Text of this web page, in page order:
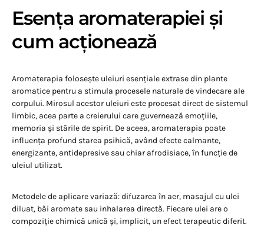
Esența aromaterapiei și
cum acționează
Aromaterapia folosește uleiuri esențiale extrase din plante
aromatice pentru a stimula procesele naturale de vindecare ale
corpului. Mirosul acestor uleiuri este procesat direct de sistemul
limbic, acea parte a creierului care guvernează emoțiile,
memoria și stările de spirit. De aceea, aromaterapia poate
influența profund starea psihică, având efecte calmante,
energizante, antidepresive sau chiar afrodisiace, în funcție de
uleiul utilizat.
Metodele de aplicare variază: difuzarea în aer, masajul cu ulei
diluat, băi aromate sau inhalarea directă. Fiecare ulei are o
compoziție chimică unică și, implicit, un efect terapeutic diferit.